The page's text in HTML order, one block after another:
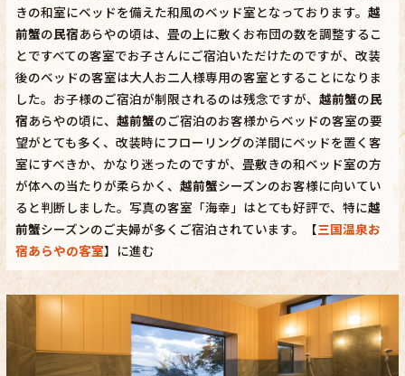
きの和室にベッドを備えた和風のベッド室となっております。 越
前蟹の民宿あらやの頃は、畳の上に敷くお布団の数を調整するこ
とですべての客室でお子さんにご宿泊いただけたのですが、改装
後のベッドの客室は大人お二人様専用の客室とすることになりま
した。お子様のご宿泊が制限されるのは残念ですが、 越前蟹の民
宿あらやの頃に、 越前蟹のご宿泊のお客様からベッドの客室の要
望がとても多く、改装時にフローリングの洋間にベッドを置く客
室にすべきか、かなり迷ったのですが、畳敷きの和ベッド室の方
が体への当たりが柔らかく、 越前蟹シーズンのお客様に向いてい
ると判断しました。写真の客室「海幸」はとても好評で、特に越
前蟹シーズンのご夫婦が多くご宿泊されています。【三国温泉お
宿あらやの客室】に進む